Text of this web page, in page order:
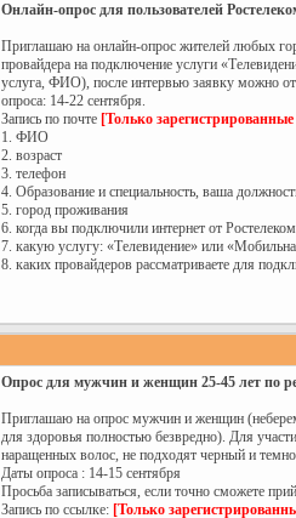
Онлайн-опрос для пользователей
Приглашаю на онлайн-опрос жителей любых
провайдера на подключение услуги
услуга, ФИО), после интервью заявку можно
опроса: 14-22 сентября.
Запись по почте [Только
1. ФИО
2. возраст
3. телефон
4. Образование и специальность, ваша
5. город проживания
6. когда вы подключили интернет от
7. какую услугу: «Телевидение» или
8. каких провайдеров рассматриваете для
Опрос для мужчин и женщин 25-45 лет по
Приглашаю на опрос мужчин и женщин
для здоровья полностью безвредно). Для
наращенных волос, не подходят черный и
Даты опроса : 14-15 сентября
Просьба записываться, если точно сможете
Запись по ссылке: [Только